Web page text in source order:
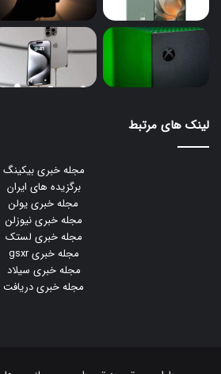
لینک های مرتبط
مجله خبری بیکینگ
برگزیده های ایران
مجله خبری یولن
مجله خبری نیوزلن
مجله خبری لستک
مجله خبری gsxr
مجله خبری سیلاد
مجله خبری دریافت